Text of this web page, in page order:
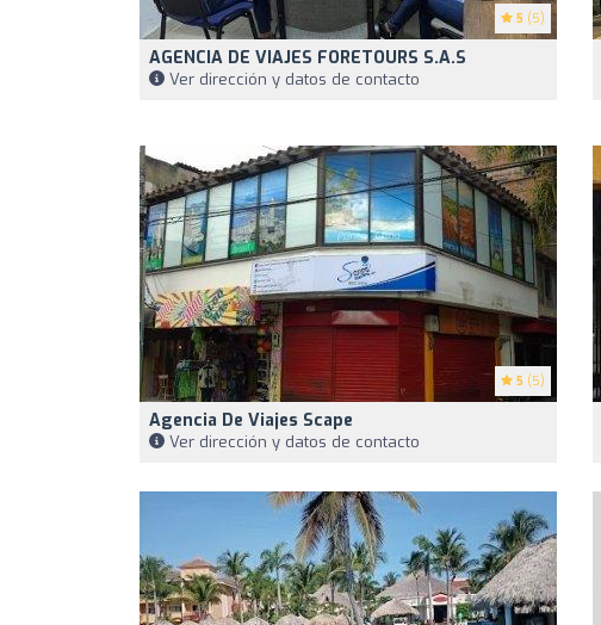
5 (5)
AGENCIA DE VIAJES FORETOURS S.A.S
Ver dirección y datos de contacto
5 (5)
Agencia De Viajes Scape
Ver dirección y datos de contacto